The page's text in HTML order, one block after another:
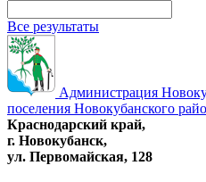
Все результаты
Администрация
поселения Новокубанского
Краснодарский край,
г. Новокубанск,
ул. Первомайская, 128